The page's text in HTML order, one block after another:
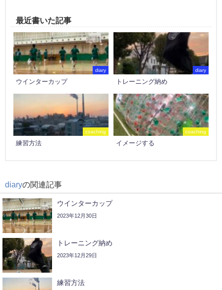
最近書いた記事
diary
ウインターカップ
diary
トレーニング納め
coaching
練習方法
coaching
イメージする
diaryの関連記事
ウインターカップ
2023年12月30日
トレーニング納め
2023年12月29日
練習方法